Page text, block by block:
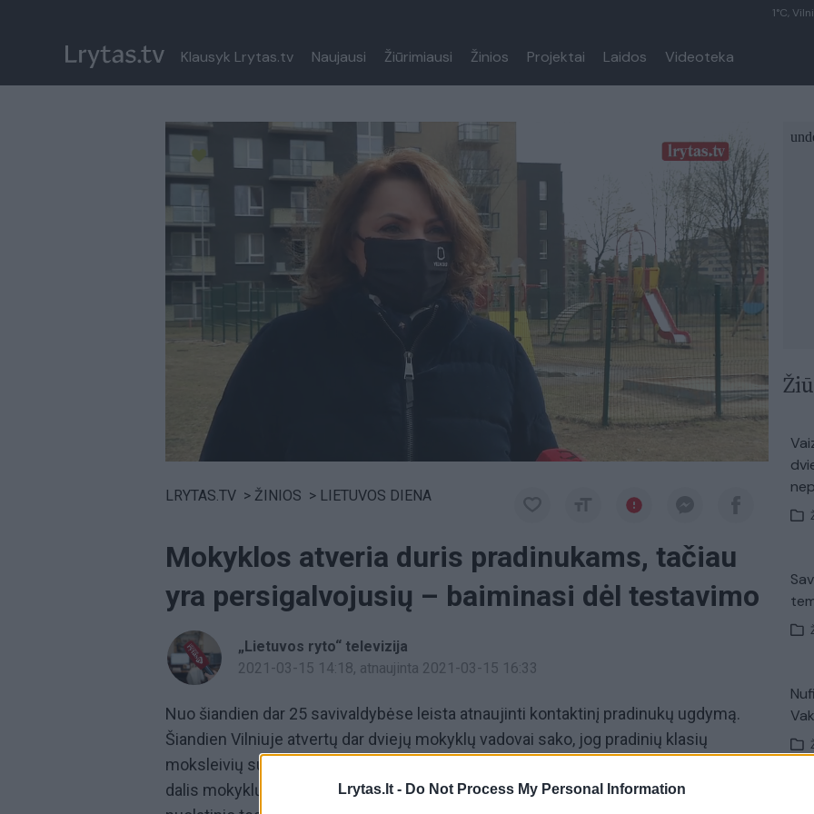
Lrytas.lt - Do Not Process My Personal Information
1°C,
Klausyk Lrytas.tv Naujausi Žiūrimiausi Žinios Projektai Laidos Videoteka
LRYTAS.TV > ŽINIOS > LIETUVOS DIENA
Mokyklos atveria duris pradinukams, tačiau
yra persigalvojusių – baiminasi dėl testavimo
„Lietuvos ryto“ televizija
2021-03-15 14:18, atnaujinta 2021-03-15 16:33
Nuo šiandien dar 25 savivaldybėse leista atnaujinti kontaktinį pradinukų ugdymą.
Šiandien Vilniuje atvertų dar dviejų mokyklų vadovai sako, jog pradinių klasių
moksleivių sugrįžimas primena rugsėjo 1-ąją – džiaugiasi ir tėvai, ir vaikai. Tačiau
dalis mokyklų, planavusių atverti duris, persigalvojo, mat kiltų sunkumų dėl